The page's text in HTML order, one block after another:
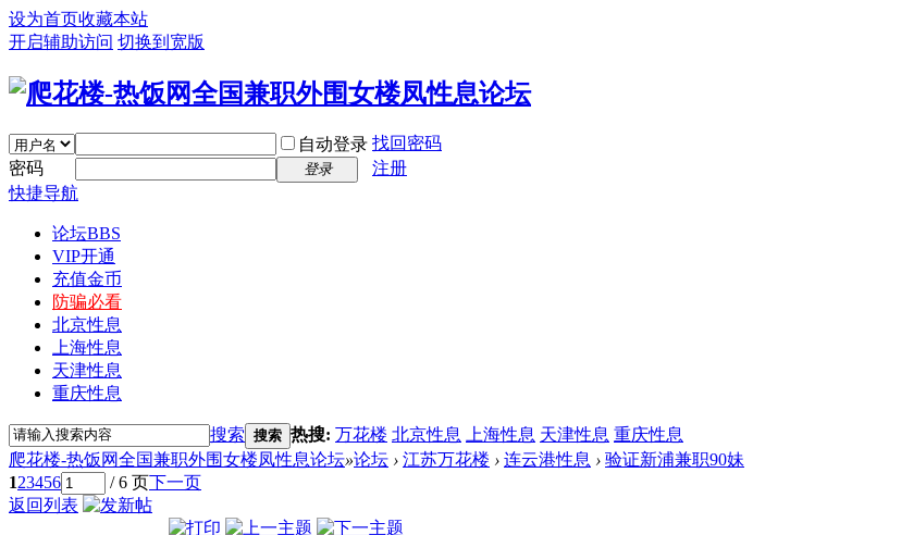
设为首页收藏本站
开启辅助访问 切换到宽版
自动登录 找回密码
密码
登录
注册
快捷导航
论坛BBS
VIP开通
充值金币
防骗必看
北京性息
上海性息
天津性息
重庆性息
搜索 搜索 热搜: 万花楼 北京性息 上海性息 天津性息 重庆性息
爬花楼-热饭网全国兼职外围女楼凤性息论坛»论坛 › 江苏万花楼 › 连云港性息 › 验证新浦兼职90妹
123456 / 6 页下一页
返回列表